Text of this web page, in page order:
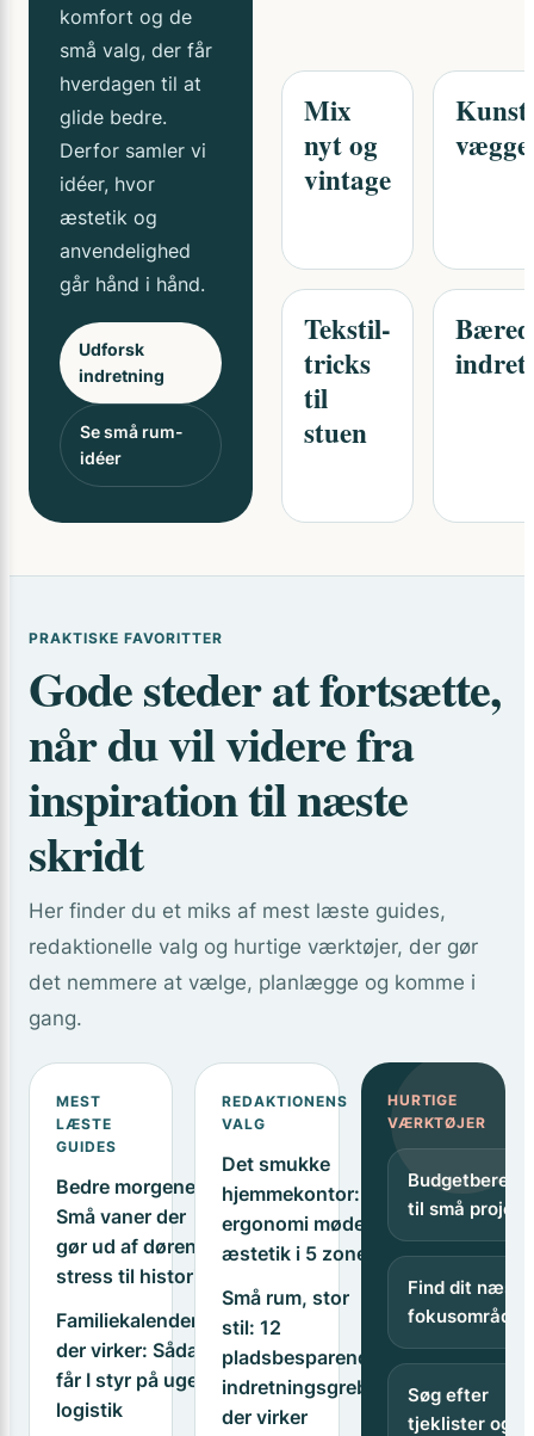
komfort og de
små valg, der får
hverdagen til at
glide bedre.
Derfor samler vi
idéer, hvor
æstetik og
anvendelighed
går hånd i hånd.
Udforsk
indretning
Se små rum-
idéer
Mix
nyt og
vintage
Tekstil-
tricks
til
stuen
PRAKTISKE FAVORITTER
Gode steder at fortsætte,
når du vil videre fra
inspiration til næste
skridt
Her finder du et miks af mest læste guides,
redaktionelle valg og hurtige værktøjer, der gør
det nemmere at vælge, planlægge og komme i
gang.
MEST
LÆSTE
GUIDES
Bedre morgener:
Små vaner der
gør ud af døren-
stress til historie
Familiekalenderen
der virker: Sådan
får I styr på ugens
logistik
REDAKTIONENS
VALG
Det smukke
hjemmekontor:
ergonomi møder
æstetik i 5 zoner
Små rum, stor
stil: 12
pladsbesparende
indretningsgreb
der virker
HURTIGE
VÆRKTØJER
til små
Find dit næste
fokusområde
Søg efter
tjeklister og